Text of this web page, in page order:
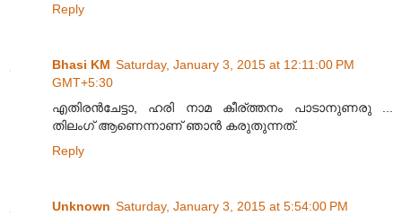
Reply
Bhasi KM Saturday, January 3, 2015 at 12:11:00 PM
GMT+5:30
എതിരൻചേട്ടാ, ഹരി നാമ കീര്ത്തനം പാടാനുണരു ...
തിലംഗ് ആണെന്നാണ് ഞാൻ കരുതുന്നത്.
Reply
Unknown Saturday, January 3, 2015 at 5:54:00 PM